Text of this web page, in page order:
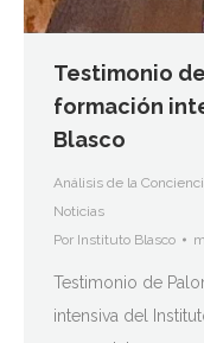
Testimonio
formación
Blasco
Análisis de la
Noticias
Por Instituto Blasco
Testimonio de
intensiva del